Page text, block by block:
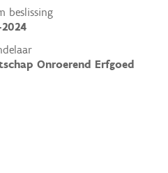
beslissing
2024
Onroerend Erfgoed